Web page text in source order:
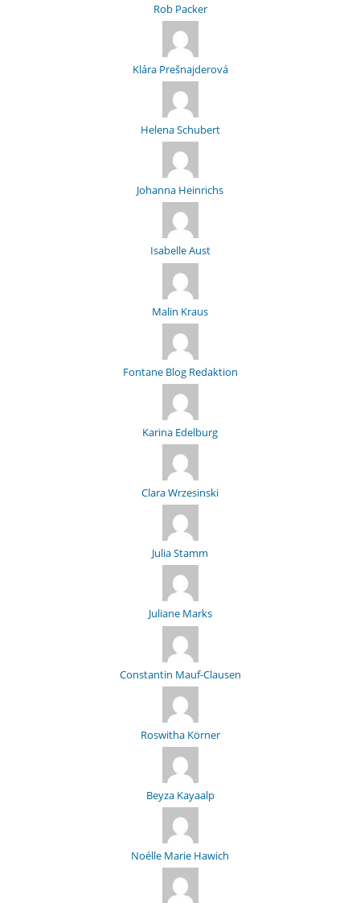
Rob Packer
Klára Prešnajderová
Helena Schubert
Johanna Heinrichs
Isabelle Aust
Malin Kraus
Fontane Blog Redaktion
Karina Edelburg
Clara Wrzesinski
Julia Stamm
Juliane Marks
Constantin Mauf-Clausen
Roswitha Körner
Beyza Kayaalp
Noélle Marie Hawich